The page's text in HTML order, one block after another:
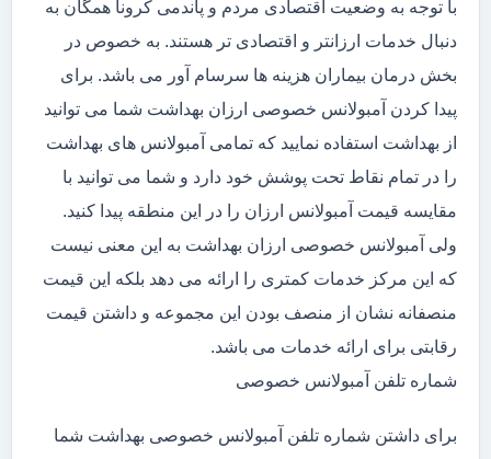
با توجه به وضعیت اقتصادی مردم و پاندمی کرونا همگان به
دنبال خدمات ارزانتر و اقتصادی تر هستند. به خصوص در
بخش درمان بیماران هزینه ها سرسام آور می باشد. برای
پیدا کردن آمبولانس خصوصی ارزان بهداشت شما می توانید
از بهداشت استفاده نمایید که تمامی آمبولانس های بهداشت
را در تمام نقاط تحت پوشش خود دارد و شما می توانید با
مقایسه قیمت آمبولانس ارزان را در این منطقه پیدا کنید.
ولی آمبولانس خصوصی ارزان بهداشت به این معنی نیست
که این مرکز خدمات کمتری را ارائه می دهد بلکه این قیمت
منصفانه نشان از منصف بودن این مجموعه و داشتن قیمت
رقابتی برای ارائه خدمات می باشد.
شماره تلفن آمبولانس خصوصی
برای داشتن شماره تلفن آمبولانس خصوصی بهداشت شما